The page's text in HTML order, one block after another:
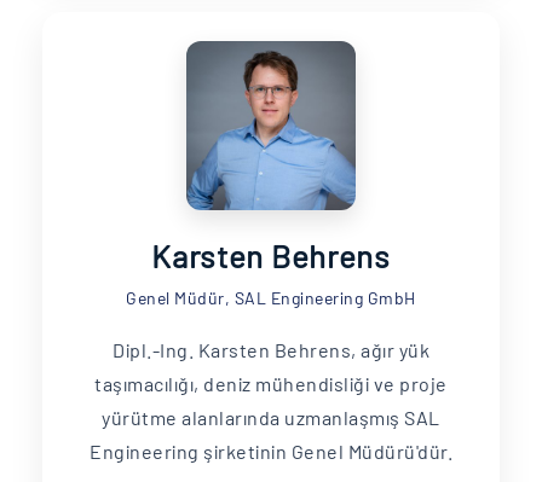
Karsten Behrens
Genel Müdür, SAL Engineering GmbH
Dipl.-Ing. Karsten Behrens, ağır yük
taşımacılığı, deniz mühendisliği ve proje
yürütme alanlarında uzmanlaşmış SAL
Engineering şirketinin Genel Müdürü'dür.